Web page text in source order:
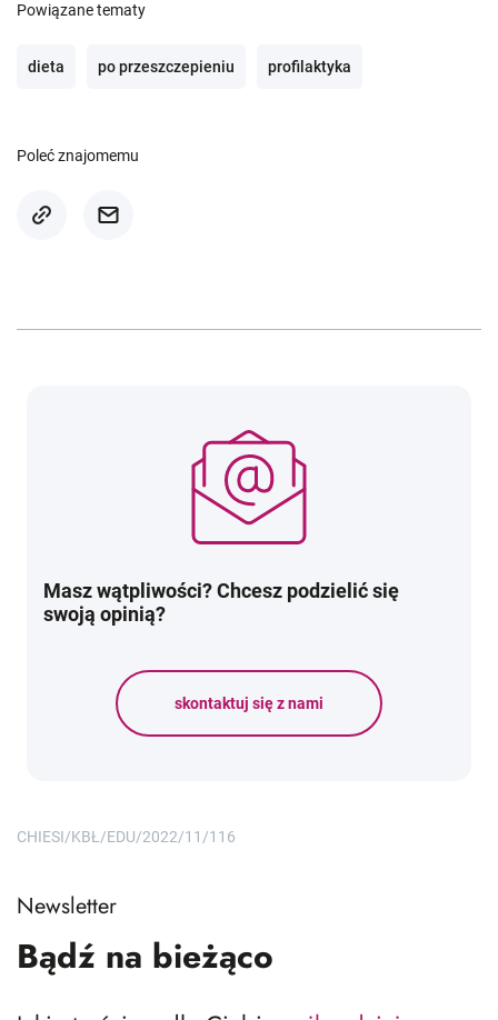
Powiązane tematy
dieta po przeszczepieniu profilaktyka
Poleć znajomemu
Masz wątpliwości? Chcesz podzielić się
swoją opinią?
skontaktuj się z nami
CHIESI/KBŁ/EDU/2022/11/116
Newsletter
Bądź na bieżąco